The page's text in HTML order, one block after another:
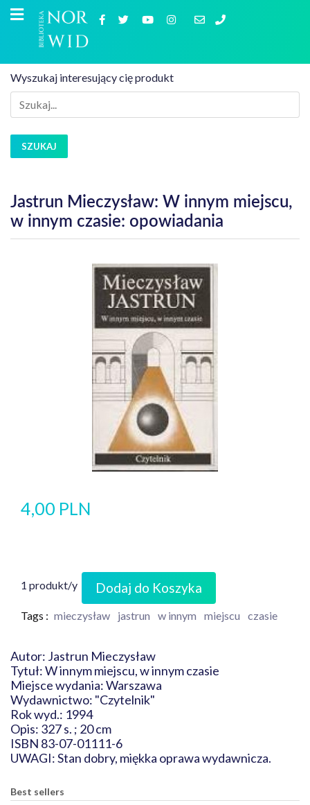
Wyszukaj interesujący cię produkt
SZUKAJ
Jastrun Mieczysław: W innym miejscu,
w innym czasie: opowiadania
4,00 PLN
1 produkt/y Dodaj do Koszyka
Tags : mieczysław jastrun w innym miejscu czasie
Autor: Jastrun Mieczysław
Tytuł: W innym miejscu, w innym czasie
Miejsce wydania: Warszawa
Wydawnictwo: "Czytelnik"
Rok wyd.: 1994
Opis: 327 s. ; 20 cm
ISBN 83-07-01111-6
UWAGI: Stan dobry, miękka oprawa wydawnicza.
Best sellers